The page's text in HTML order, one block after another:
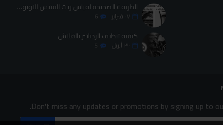
الطريقة الصحيحة لقياس زيت الفتيس الاوتوماتيك
٠٧ فبراير 6
كيفية تنظيف الردياتير بالفلاش
٣٠ أبريل 5
Don't miss any updates or promotions by signing up to